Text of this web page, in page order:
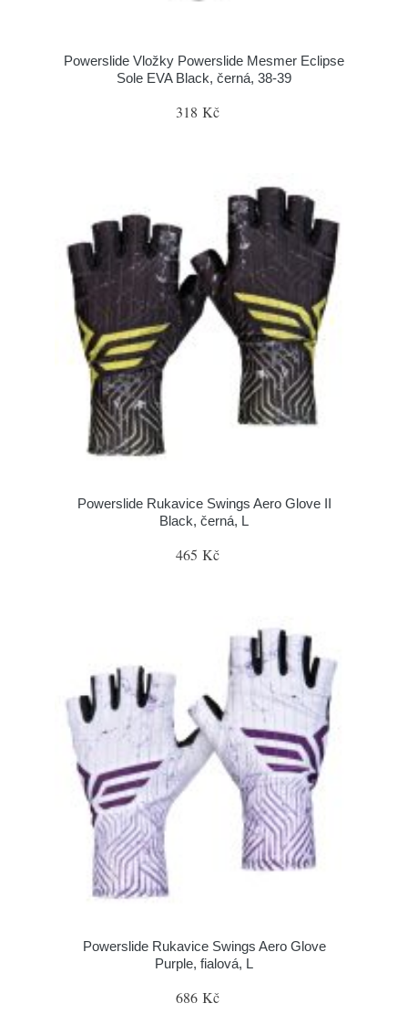
Powerslide Vložky Powerslide Mesmer Eclipse
Sole EVA Black, černá, 38-39
318 Kč
Powerslide Rukavice Swings Aero Glove II
Black, černá, L
465 Kč
Powerslide Rukavice Swings Aero Glove
Purple, fialová, L
686 Kč